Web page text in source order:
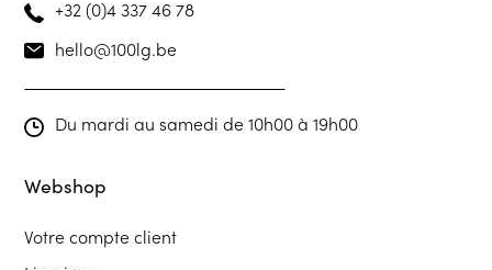
+32 (0)4 337 46 78
hello@100lg.be
Du mardi au samedi de 10h00 à 19h00
Webshop
Votre compte client